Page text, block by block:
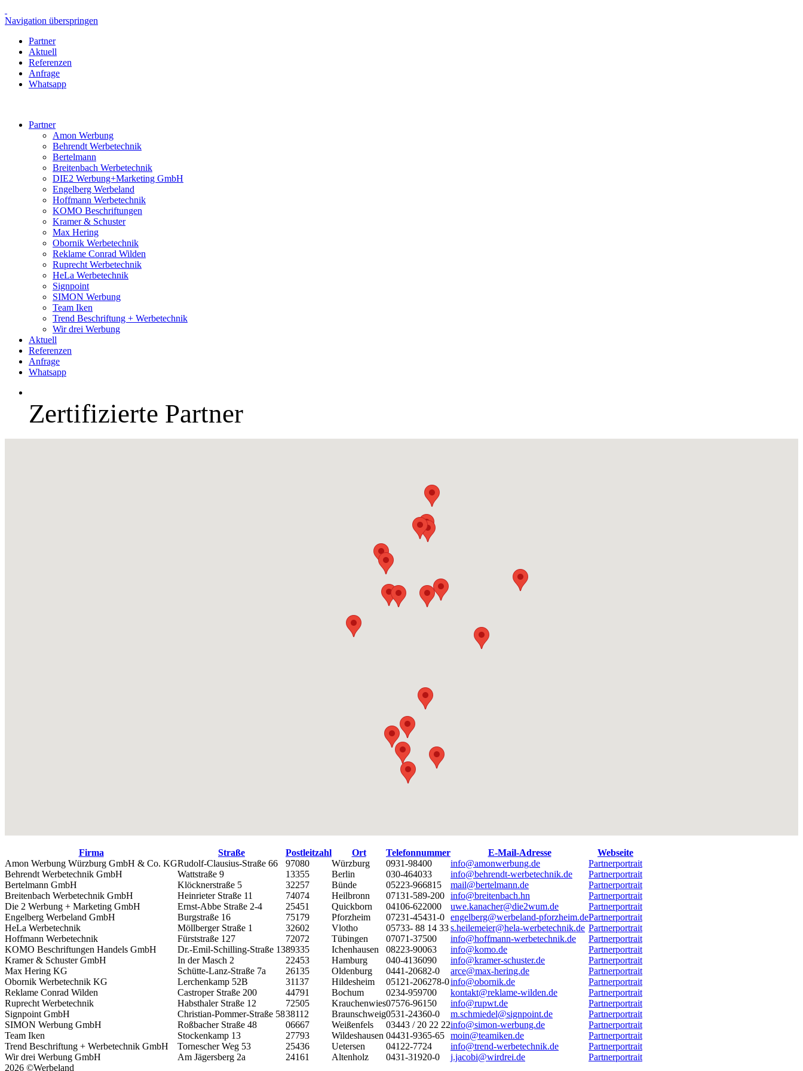
Navigation überspringen
Partner
Aktuell
Referenzen
Anfrage
Whatsapp
Partner
Amon Werbung
Behrendt Werbetechnik
Bertelmann
Breitenbach Werbetechnik
DIE2 Werbung+Marketing GmbH
Engelberg Werbeland
Hoffmann Werbetechnik
KOMO Beschriftungen
Kramer & Schuster
Max Hering
Obornik Werbetechnik
Reklame Conrad Wilden
Ruprecht Werbetechnik
HeLa Werbetechnik
Signpoint
SIMON Werbung
Team Iken
Trend Beschriftung + Werbetechnik
Wir drei Werbung
Aktuell
Referenzen
Anfrage
Whatsapp
Zertifizierte Partner
Firma Straße Postleitzahl Ort Telefonnummer E-Mail-Adresse
Webseite
Amon Werbung Würzburg GmbH & Co. KGRudolf-Clausius-Straße 66 97080 Würzburg 0931-98400 info@amonwerbung.de
Partnerportrait
Behrendt Werbetechnik GmbH
Wattstraße 9 13355 Berlin 030-464033 info@behrendt-werbetechnik.de
Partnerportrait
Bertelmann GmbH
Klöcknerstraße 5 32257 Bünde 05223-966815 mail@bertelmann.de
Partnerportrait
Breitenbach Werbetechnik GmbH
Heinrieter Straße 11 74074 Heilbronn 07131-589-200 info@breitenbach.hn
Partnerportrait
Die 2 Werbung + Marketing GmbH
Ernst-Abbe Straße 2-4 25451 Quickborn 04106-622000 uwe.kanacher@die2wum.de
Partnerportrait
Engelberg Werbeland GmbH
Burgstraße 16 75179 Pforzheim 07231-45431-0 engelberg@werbeland-pforzheim.dePartnerportrait
HeLa Werbetechnik
Möllberger Straße 1 32602 Vlotho 05733- 88 14 33s.heilemeier@hela-werbetechnik.de Partnerportrait
Hoffmann Werbetechnik
Fürststraße 127 72072 Tübingen 07071-37500 info@hoffmann-werbetechnik.de
Partnerportrait
KOMO Beschriftungen Handels GmbH
Dr.-Emil-Schilling-Straße 1389335 Ichenhausen 08223-90063 info@komo.de
Partnerportrait
Kramer & Schuster GmbH
In der Masch 2 22453 Hamburg 040-4136090 info@kramer-schuster.de
Partnerportrait
Max Hering KG
Schütte-Lanz-Straße 7a 26135 Oldenburg 0441-20682-0 arce@max-hering.de
Partnerportrait
Obornik Werbetechnik KG
Lerchenkamp 52B 31137 Hildesheim 05121-206278-0info@obornik.de
Partnerportrait
Reklame Conrad Wilden
Castroper Straße 200 44791 Bochum 0234-959700 kontakt@reklame-wilden.de
Partnerportrait
Ruprecht Werbetechnik
Habsthaler Straße 12 72505 Krauchenwies07576-96150 info@rupwt.de
Partnerportrait
Signpoint GmbH
Christian-Pommer-Straße 5838112 Braunschweig0531-24360-0 m.schmiedel@signpoint.de
Partnerportrait
SIMON Werbung GmbH
Roßbacher Straße 48 06667 Weißenfels 03443 / 20 22 22info@simon-werbung.de
Partnerportrait
Team Iken
Stockenkamp 13 27793 Wildeshausen 04431-9365-65 moin@teamiken.de
Partnerportrait
Trend Beschriftung + Werbetechnik GmbH
Tornescher Weg 53 25436 Uetersen 04122-7724 info@trend-werbetechnik.de
Partnerportrait
Wir drei Werbung GmbH
Am Jägersberg 2a 24161 Altenholz 0431-31920-0 j.jacobi@wirdrei.de
Partnerportrait
2026 ©Werbeland